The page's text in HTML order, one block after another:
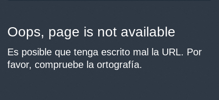
Oops, page is not available
Es posible que tenga escrito mal la URL. Por
favor, compruebe la ortografía.